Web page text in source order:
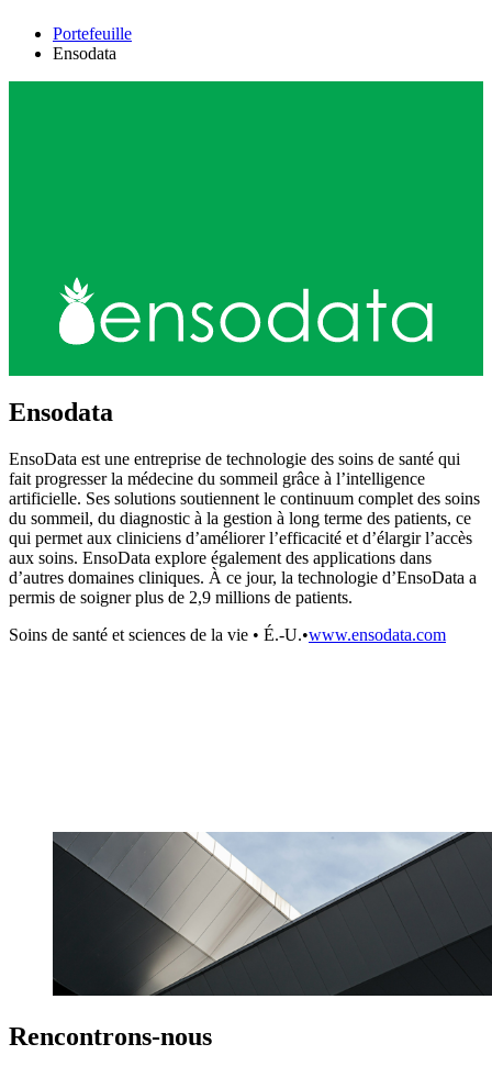
Portefeuille
Ensodata
Ensodata
EnsoData est une entreprise de technologie des soins de santé qui
fait progresser la médecine du sommeil grâce à l’intelligence
artificielle. Ses solutions soutiennent le continuum complet des soins
du sommeil, du diagnostic à la gestion à long terme des patients, ce
qui permet aux cliniciens d’améliorer l’efficacité et d’élargir l’accès
aux soins. EnsoData explore également des applications dans
d’autres domaines cliniques. À ce jour, la technologie d’EnsoData a
permis de soigner plus de 2,9 millions de patients.
Soins de santé et sciences de la vie • É.-U.•www.ensodata.com
Rencontrons-nous